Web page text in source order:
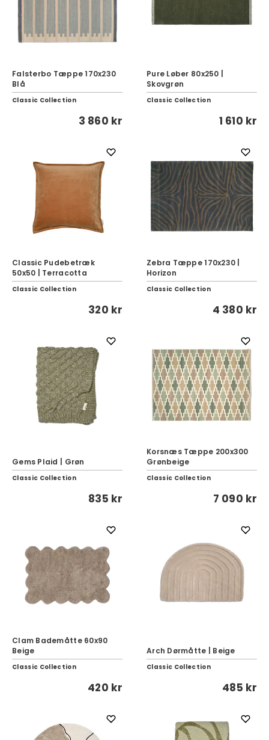
Falsterbo Tæppe 170x230
Blå
Classic Collection
3 860 kr
Pure Løber 80x250 |
Skovgrøn
Classic Collection
1 610 kr
Classic Pudebetræk
50x50 | Terracotta
Classic Collection
320 kr
Zebra Tæppe 170x230 |
Horizon
Classic Collection
4 380 kr
Gems Plaid | Grøn
Classic Collection
835 kr
Korsnæs Tæppe 200x300
Grønbeige
Classic Collection
7 090 kr
Clam Bademåtte 60x90
Beige
Classic Collection
420 kr
Arch Dørmåtte | Beige
Classic Collection
485 kr